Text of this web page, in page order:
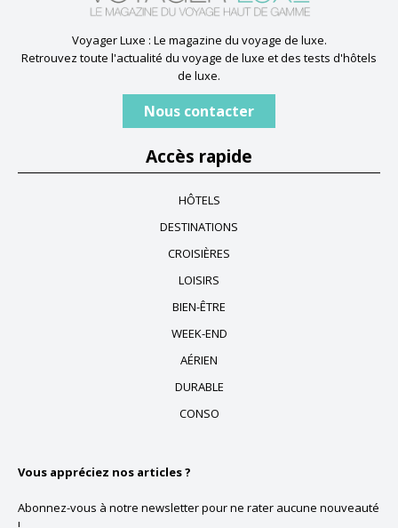
Voyager Luxe : Le magazine du voyage de luxe.
Retrouvez toute l'actualité du voyage de luxe et des tests d'hôtels
de luxe.
Nous contacter
Accès rapide
HÔTELS
DESTINATIONS
CROISIÈRES
LOISIRS
BIEN-ÊTRE
WEEK-END
AÉRIEN
DURABLE
CONSO
Vous appréciez nos articles ?
Abonnez-vous à notre newsletter pour ne rater aucune nouveauté